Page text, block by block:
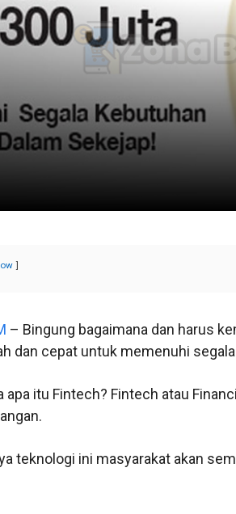
– Bingung bagaimana dan harus
dan cepat untuk memenuhi
apa itu Fintech? Fintech atau
teknologi ini masyarakat akan